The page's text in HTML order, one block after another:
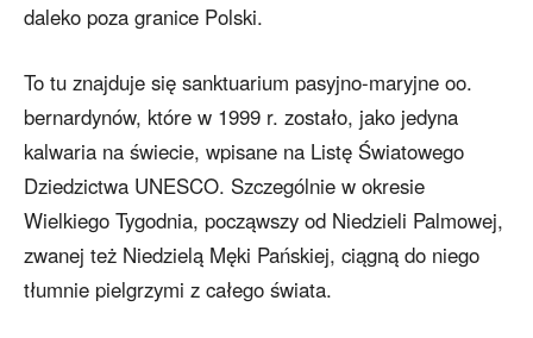
daleko poza granice Polski.
To tu znajduje się sanktuarium pasyjno-maryjne oo.
bernardynów, które w 1999 r. zostało, jako jedyna
kalwaria na świecie, wpisane na Listę Światowego
Dziedzictwa UNESCO. Szczególnie w okresie
Wielkiego Tygodnia, począwszy od Niedzieli Palmowej,
zwanej też Niedzielą Męki Pańskiej, ciągną do niego
tłumnie pielgrzymi z całego świata.